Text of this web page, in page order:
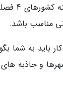
مناسب باشد.
باید به شما
و جاذبه